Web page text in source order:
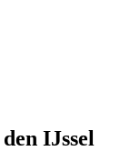
IJssel